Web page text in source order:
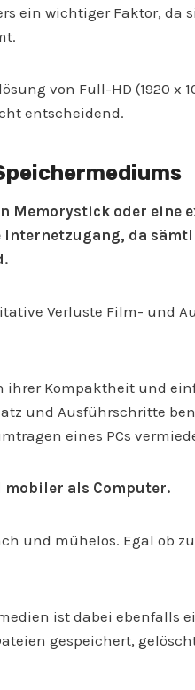
ein wichtiger Faktor, da
von Full-HD (1920 x
entscheidend.
Memorystick oder eine
da
Verluste Film- und
ihrer Kompaktheit und
und Ausführschritte
eines PCs
als Computer.
und mühelos. Egal ob
ist dabei ebenfalls
gespeichert,